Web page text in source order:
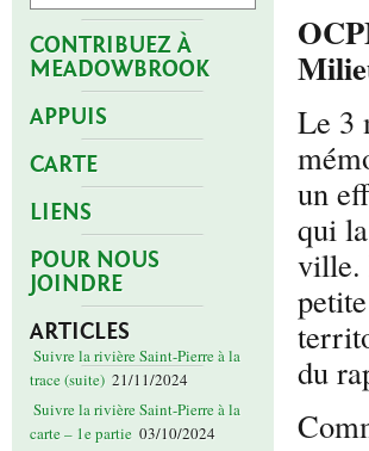
CONTRIBUEZ À
MEADOWBROOK
APPUIS
CARTE
LIENS
POUR NOUS
JOINDRE
ARTICLES
Suivre la rivière Saint-Pierre à la
trace (suite) 21/11/2024
Suivre la rivière Saint-Pierre à la
carte – 1e partie 03/10/2024
Le 3
un
qui
ville.
du